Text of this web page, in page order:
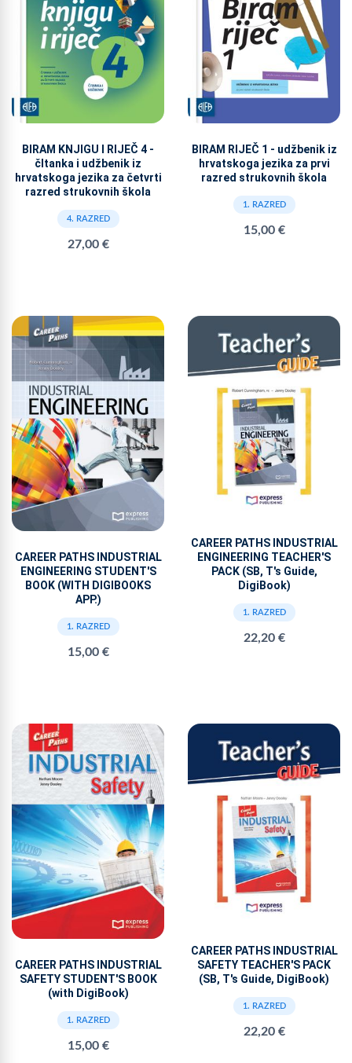
BIRAM KNJIGU I RIJEČ 4 -
čItanka i udžbenik iz
hrvatskoga jezika za četvrti
razred strukovnih škola
4. RAZRED
27,00 €
BIRAM RIJEČ 1 - udžbenik iz
hrvatskoga jezika za prvi
razred strukovnih škola
1. RAZRED
15,00 €
CAREER PATHS INDUSTRIAL
ENGINEERING STUDENT'S
BOOK (WITH DIGIBOOKS
APP.)
1. RAZRED
15,00 €
CAREER PATHS INDUSTRIAL
ENGINEERING TEACHER'S
PACK (SB, T's Guide,
DigiBook)
1. RAZRED
22,20 €
CAREER PATHS INDUSTRIAL
SAFETY STUDENT'S BOOK
(with DigiBook)
1. RAZRED
15,00 €
CAREER PATHS INDUSTRIAL
SAFETY TEACHER'S PACK
(SB, T's Guide, DigiBook)
1. RAZRED
22,20 €